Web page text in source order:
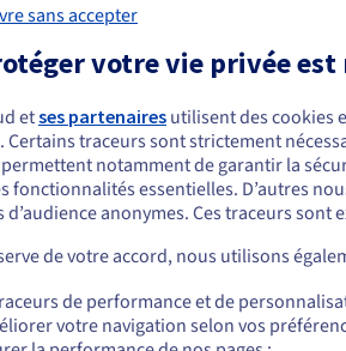
pour exécuter un
la fois des coûts d’installation initiaux
est l'un des coûts initiaux les
du réseau.
un processeur puissant, une
peuvent coûter entre plusieurs milliers
solutions hébergées dans le cloud.
la bande passante et les frais de
y participer. Les coûts de bande
qui traitent davantage de données.
semblez être localisé
commander, rendez-vous sur le site de votre
us.ovhcloud.com/
Anglais USD - $
sans accepter
votre vie privée
etses partenaires utilisent des cookies
Certains traceurs sont strictement
notamment de garantir la
fonctionnalités essentielles. D’autres
d’audience anonymes. Ces traceurs sont
de votre accord, nous utilisons
de performance et de
votre navigation selon vos